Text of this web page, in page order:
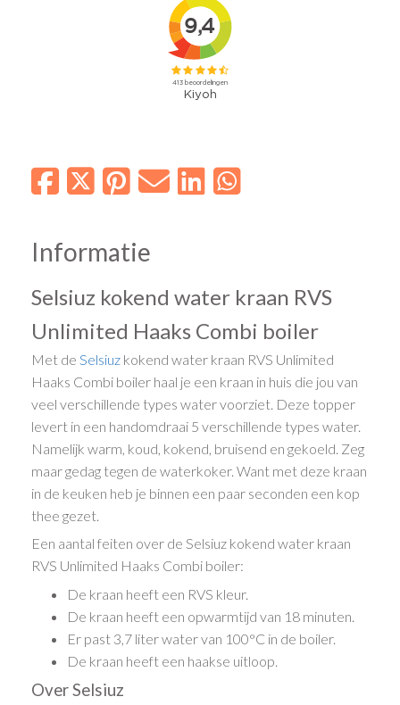
Informatie
Selsiuz kokend water kraan RVS
Unlimited Haaks Combi boiler
Met deSelsiuz kokend water kraan RVS Unlimited
Haaks Combi boiler haal je een kraan in huis die jou van
veel verschillende types water voorziet. Deze topper
levert in een handomdraai 5 verschillende types water.
Namelijk warm, koud, kokend, bruisend en gekoeld. Zeg
maar gedag tegen de waterkoker. Want met deze kraan
in de keuken heb je binnen een paar seconden een kop
thee gezet.
Een aantal feiten over de Selsiuz kokend water kraan
RVS Unlimited Haaks Combi boiler:
De kraan heeft een RVS kleur.
De kraan heeft een opwarmtijd van 18 minuten.
Er past 3,7 liter water van 100°C in de boiler.
De kraan heeft een haakse uitloop.
Over Selsiuz